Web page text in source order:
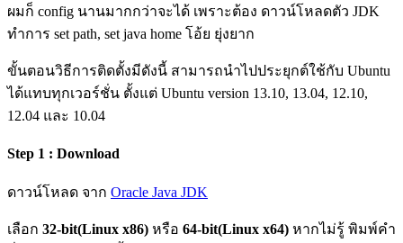
ผมก็ config นานมากกว่าจะได้ เพราะต้อง ดาวน์โหลดตัว JDK
ทำการ set path, set java home โอ้ย ยุ่งยาก
ขั้นตอนวิธีการติดตั้งมีดังนี้ สามารถนำไปประยุกต์ใช้กับ Ubuntu
ได้แทบทุกเวอร์ชั่น ตั้งแต่ Ubuntu version 13.10, 13.04, 12.10,
12.04 และ 10.04
Step 1 : Download
ดาวน์โหลด จาก Oracle Java JDK
เลือก 32-bit(Linux x86) หรือ 64-bit(Linux x64) หากไม่รู้ พิมพ์คำ